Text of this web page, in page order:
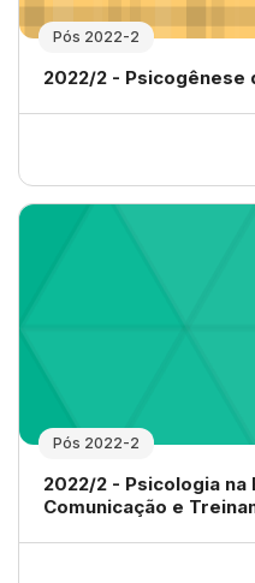
Pós 2022-2
Nome da disciplina
2022/2 - Psicogênese
Pós 2022-2
Nome da disciplina
2022/2 - Psicologia na
Comunicação e